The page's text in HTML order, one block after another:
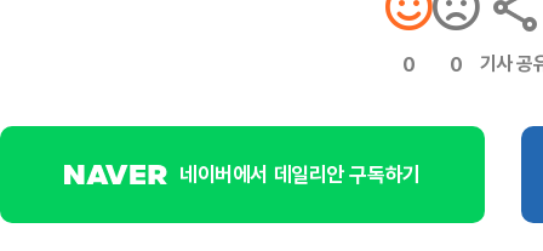
0 0 기사 공
네이버에서 데일리안 구독하기